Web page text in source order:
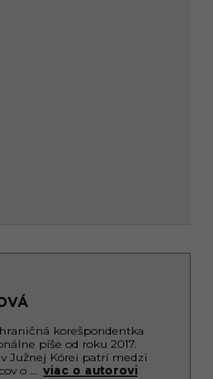
korešpondentka
píše od roku 2017.
Južnej Kórei patrí medzi
o ... viac o autorovi